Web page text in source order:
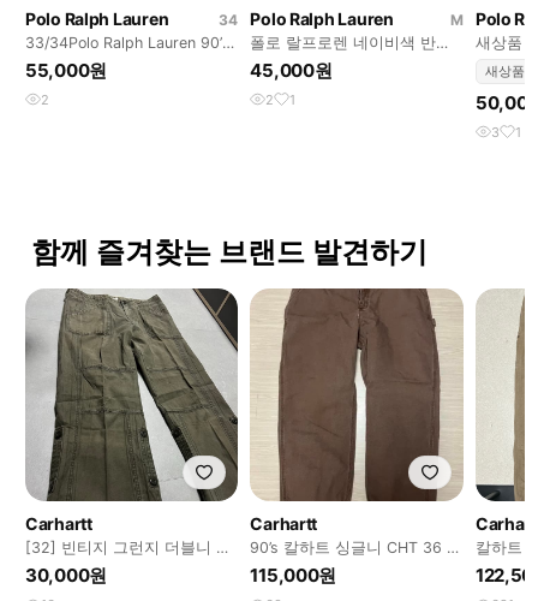
Polo Ralph Lauren
34
33/34Polo Ralph Lauren 90’s
denim pants
55,000원
2
Polo Ralph Lauren
M
폴로 랄프로렌 네이비색 반바
지
45,000원
2 1
Polo
새상품
새상품
3 1
함께 즐겨찾는 브랜드 발견하기
Carhartt
[32] 빈티지 그런지 더블니 면
바지 팬츠
30,000원
Carhartt
90’s 칼하트 싱글니 CHT 36 x
30
115,000원
칼하트